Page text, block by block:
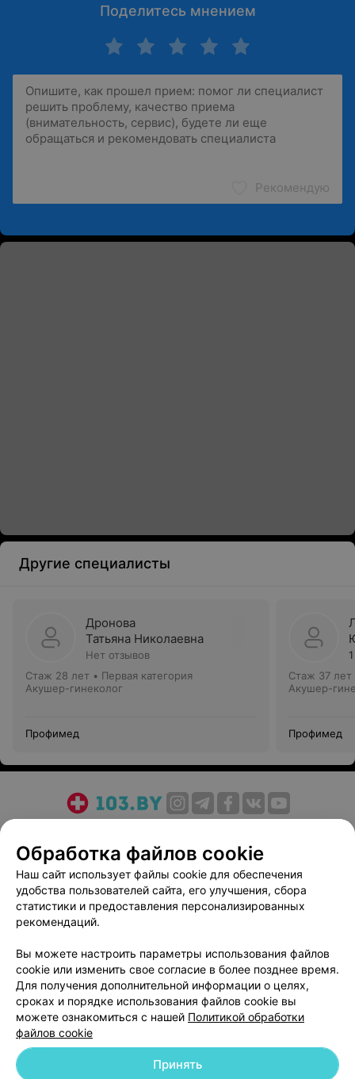
Поделитесь мнением
Рекомендую
Другие специалисты
Дронова
Татьяна Николаевна
Нет отзывов
Стаж 28 лет • Первая категория
Акушер-гинеколог
Профимед
Стаж 37 лет
Акушер-
Профимед
Медицинский маркетинг
Публичный договор
Пользовательское соглашение
Способы оплаты
Вакансии
Партнеры
Написать руководителю 103.by
Персональные настройки cookie
Обработка персональных данных
Обработка файлов cookie
Наш сайт использует файлы cookie для обеспечения
удобства пользователей сайта, его улучшения, сбора
статистики и предоставления персонализированных
рекомендаций.
Вы можете настроить параметры использования файлов
cookie или изменить свое согласие в более позднее время.
Для получения дополнительной информации о целях,
сроках и порядке использования файлов cookie вы
можете ознакомиться с нашей Политикой обработки
файлов cookie
Принять